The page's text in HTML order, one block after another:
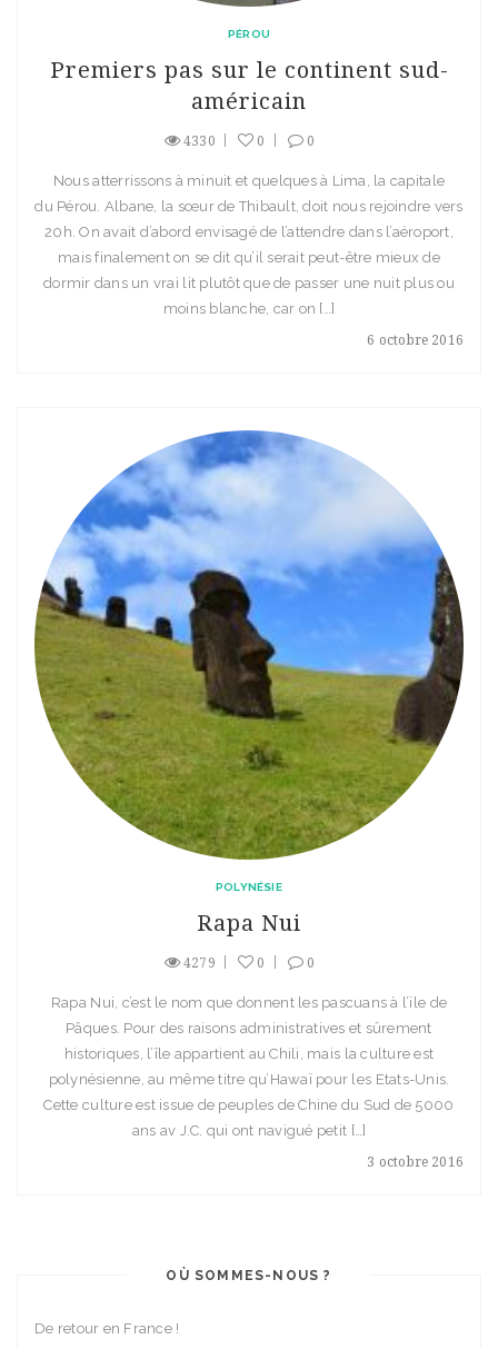
PÉROU
Premiers pas sur le continent sud-
américain
4330 0 0
6 octobre 2016
Nous atterrissons à minuit et quelques à Lima, la capitale
du Pérou. Albane, la sœur de Thibault, doit nous rejoindre vers
20h. On avait d’abord envisagé de l’attendre dans l’aéroport,
mais finalement on se dit qu’il serait peut-être mieux de
dormir dans un vrai lit plutôt que de passer une nuit plus ou
moins blanche, car on […]
POLYNÉSIE
Rapa Nui
4279 0 0
3 octobre 2016
Rapa Nui, c’est le nom que donnent les pascuans à l’ïle de
Pâques. Pour des raisons administratives et sûrement
historiques, l’île appartient au Chili, mais la culture est
polynésienne, au même titre qu’Hawaï pour les Etats-Unis.
Cette culture est issue de peuples de Chine du Sud de 5000
ans av J.C. qui ont navigué petit […]
OÙ SOMMES-NOUS ?
De retour en France !